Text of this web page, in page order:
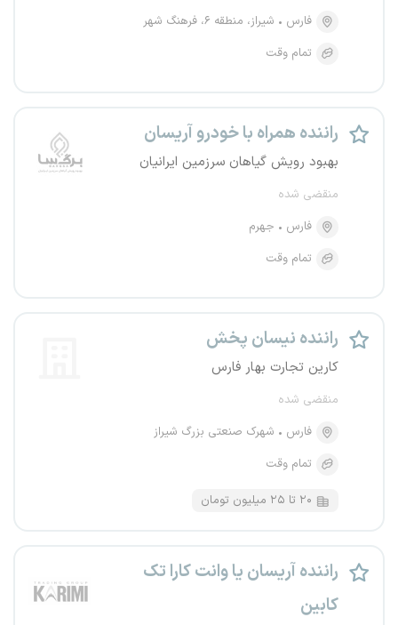
فارس
شیراز، منطقه ۶، فرهنگ شهر
تمام وقت
راننده همراه با خودرو آریسان
بهبود رویش گیاهان سرزمین ایرانیان
منقضی شده
فارس
جهرم
تمام وقت
راننده نیسان پخش
کارین تجارت بهار فارس
منقضی شده
فارس
شهرک صنعتی بزرگ شیراز
تمام وقت
۲۰ تا ۲۵ میلیون تومان
راننده آریسان یا وانت کارا تک
کابین